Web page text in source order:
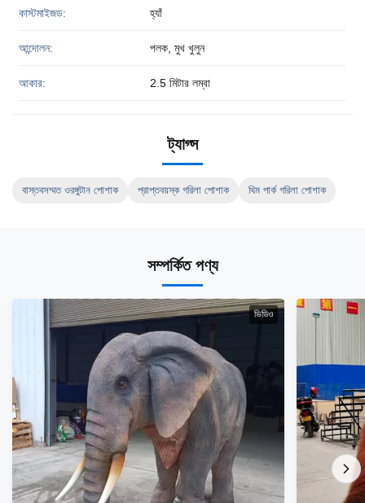
কাস্টমাইজড: হ্যাঁ
আন্দোলন: পলক, মুখ খুলুন
আকার: 2.5 মিটার লম্বা
ট্যাগ্স
বাস্তবসম্মত ওরঙ্গুটান পোশাক প্রাপ্তবয়স্ক গরিলা পোশাক থিম পার্ক গরিলা পোশাক
সম্পর্কিত পণ্য
ভিডিও